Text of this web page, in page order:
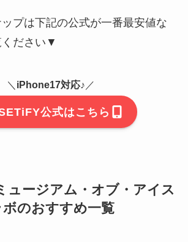
プは下記の公式が一番最安値な
ください▼
＼ iPhone17対応♪ ／
公式はこちら
ュージアム・オブ・アイス
のおすすめ一覧